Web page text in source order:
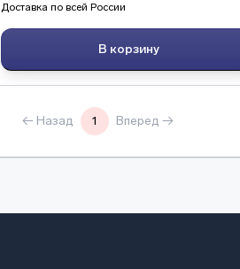
Доставка по всей России
В корзину
← Назад 1 Вперед →